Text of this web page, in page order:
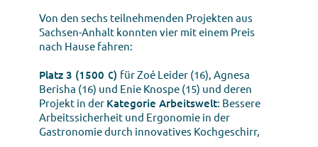
Von den sechs teilnehmenden Projekten aus
Sachsen-Anhalt konnten vier mit einem Preis
nach Hause fahren:
Platz 3 (1500 €) für Zoé Leider (16), Agnesa
Berisha (16) und Enie Knospe (15) und deren
Projekt in der Kategorie Arbeitswelt: Bessere
Arbeitssicherheit und Ergonomie in der
Gastronomie durch innovatives Kochgeschirr,